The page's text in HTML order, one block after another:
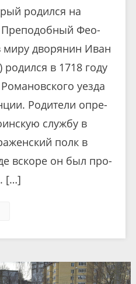
родился на
Пре­по­доб­ный Фе­о­
ми­ру дво­ря­нин Иван
в 1718 го­ду
уез­да
Ро­ди­те­ли опре­
служ­бу в
полк в
вско­ре он был про­
[…]